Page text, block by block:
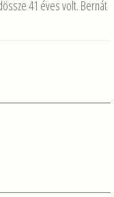
41 éves volt. Bernát